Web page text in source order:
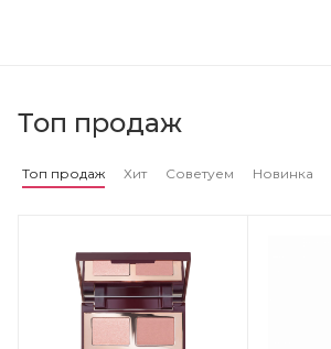
Топ продаж
Топ продаж Хит Советуем Новинка